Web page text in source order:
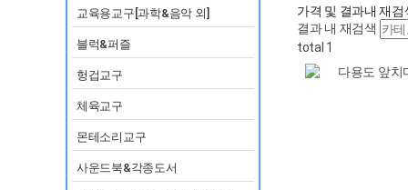
교육용교구[과학&음악 외]
블럭&퍼즐
헝겁교구
체육교구
몬테소리교구
사운드북&각종도서
가격 및 결과내 재검
결과 내 재검색
total 1